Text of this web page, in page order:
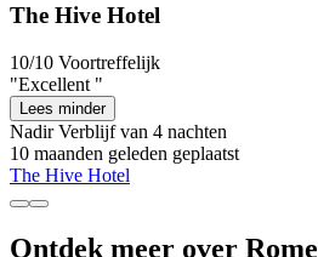
The Hive Hotel
10/10 Voortreffelijk
"Excellent "
Lees minder
NadirVerblijf van 4 nachten
10 maanden geleden geplaatst
The Hive Hotel
Ontdek meer over Rome